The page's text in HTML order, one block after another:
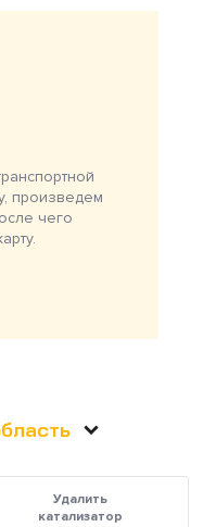
произведем
чего
Удалить
катализатор